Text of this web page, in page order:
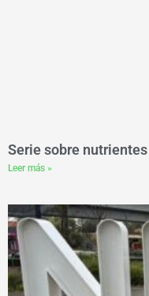
Serie sobre
Leer más »